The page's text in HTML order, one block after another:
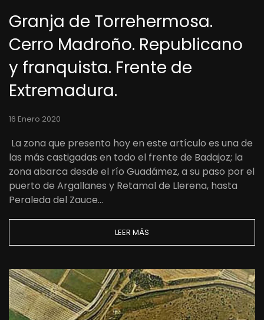
Granja de Torrehermosa.
Cerro Madroño. Republicano
y franquista. Frente de
Extremadura.
16 Enero 2020
La zona que presento hoy en este artículo es una de
las más castigadas en todo el frente de Badajoz; la
zona abarca desde el río Guadámez, a su paso por el
puerto de Argallanes y Retamal de Llerena, hasta
Peraleda del Zauce…
LEER MÁS